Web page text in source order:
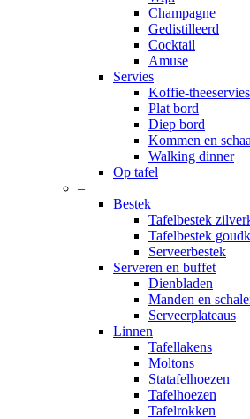
Champagne
Gedistilleerd
Cocktail
Amuse
Servies
Koffie-theeservies
Plat bord
Diep bord
Kommen en
Walking dinner
Op tafel
–
Bestek
Tafelbestek
Tafelbestek
Serveerbestek
Serveren en buffet
Dienbladen
Manden en
Serveerplateaus
Linnen
Tafellakens
Moltons
Statafelhoezen
Tafelhoezen
Tafelrokken